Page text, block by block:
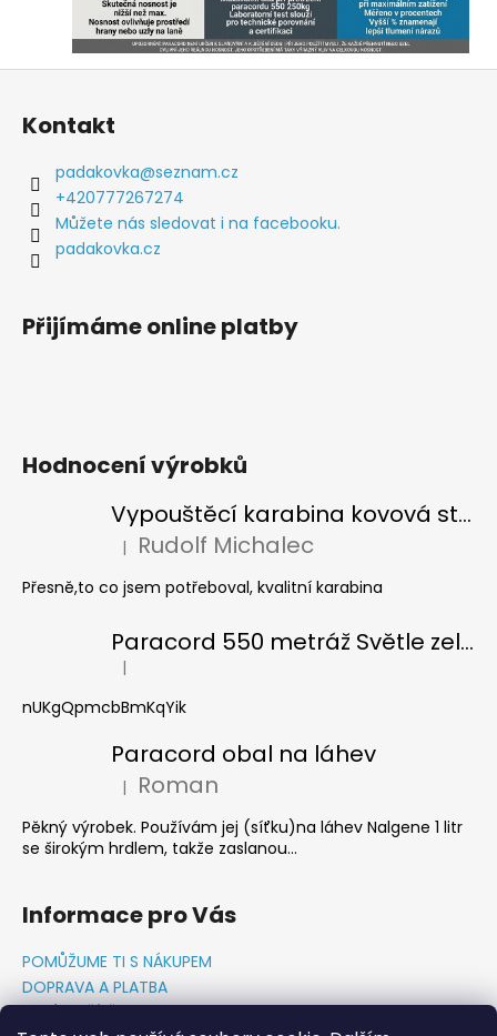
Kontakt
padakovka@seznam.cz
+420777267274
Můžete nás sledovat i na facebooku.
padakovka.cz
Přijímáme online platby
Hodnocení výrobků
Vypouštěcí karabina kovová stříbrná
Hodnocení produktu je 5 z 5 hvězdiček.
| Rudolf Michalec
Přesně,to co jsem potřeboval, kvalitní karabina
Paracord 550 metráž Světle zelená
Hodnocení produktu je 5 z 5 hvězdiček.
|
nUKgQpmcbBmKqYik
Paracord obal na láhev
Hodnocení produktu je 5 z 5 hvězdiček.
| Roman
Pěkný výrobek. Používám jej (síťku)na láhev Nalgene 1 litr
se širokým hrdlem, takže zaslanou...
Informace pro Vás
POMŮŽUME TI S NÁKUPEM
DOPRAVA A PLATBA